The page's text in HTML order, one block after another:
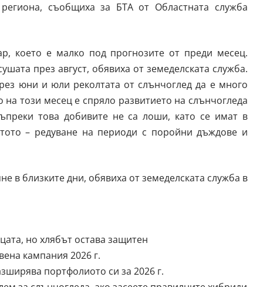
съобщиха за БТА от Областната служба
което е малко под прогнозите от преди месец.
през август, обявиха от земеделската служба.
юни и юли реколтата от слънчоглед да е много
този месец е спряло развитието на слънчогледа
това добивите не са лоши, като се имат в
– редуване на периоди с поройни дъждове и
в близките дни, обявиха от земеделската служба в
но хлябът остава защитен
кампания 2026 г.
портфолиото си за 2026 г.